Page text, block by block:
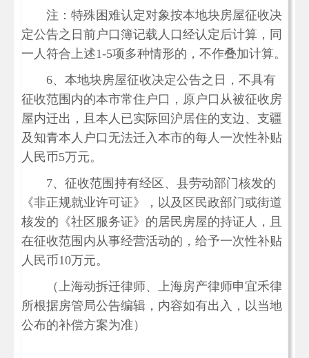
注：特殊困难认定对象按本地块房屋征收决
定公告之日前户口簿记载人口经认定后计算，同
一人符合上述1-5项多种情形的，不作叠加计算。
6、本地块房屋征收决定公告之日，不具有
征收范围内的本市常住户口，原户口从被征收房
屋内迁出，且本人已实际回沪居住的支边、支疆
及知青本人户口无法迁入本市的每人一次性补贴
人民币5万元。
7、征收范围持有经区、县劳动部门核发的
《非正规就业许可证》，以及区民政部门或街道
核发的《社区服务证》的居民房屋的持证人，且
在征收范围内从事经营活动的，给予一次性补贴
人民币10万元。
（上海动拆迁律师、上海房产律师申宜禾律
所根据房管局公告编辑，内容如有出入，以当地
公布的补偿方案为准）